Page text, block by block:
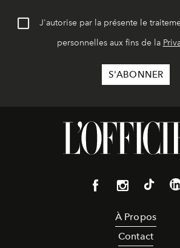
J'autorise par la présente le
personnelles aux fins de la
À Propos
Contact